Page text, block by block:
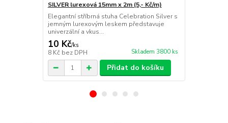
SILVER lurexová 15mm x 2m (5,- Kč/m)
Elegantní stříbrná stuha Celebration Silver s
jemným lurexovým leskem představuje
univerzální a vkus...
10 Kč/ks
8 Kč bez DPH Skladem 3800 ks
Přidat do košíku